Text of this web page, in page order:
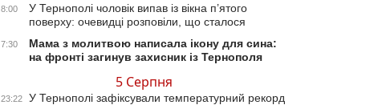
8:00
У Тернополі чоловік випав із вікна п’ятого
поверху: очевидці розповіли, що сталося
7:30
Мама з молитвою написала ікону для сина:
на фронті загинув захисник із Тернополя
5 Серпня
23:22 У Тернополі зафіксували температурний рекорд